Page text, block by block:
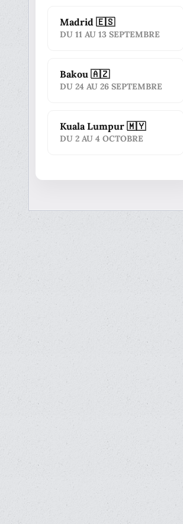
Madrid 🇪🇸
DU 11 AU 13 SEPTEMBRE
Bakou 🇦🇿
DU 24 AU 26 SEPTEMBRE
Kuala Lumpur 🇲🇾
DU 2 AU 4 OCTOBRE